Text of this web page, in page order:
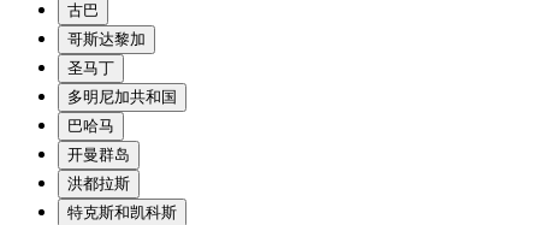
古巴
哥斯达黎加
圣马丁
多明尼加共和国
巴哈马
开曼群岛
洪都拉斯
特克斯和凯科斯